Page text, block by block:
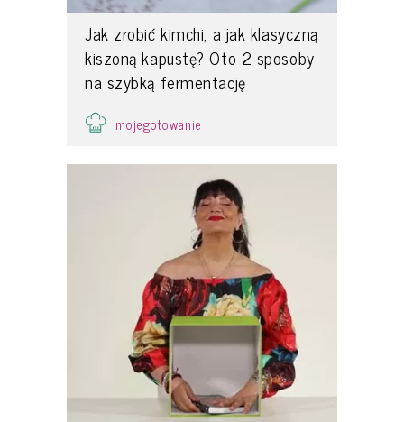
Jak zrobić kimchi, a jak klasyczną
kiszoną kapustę? Oto 2 sposoby
na szybką fermentację
mojegotowanie